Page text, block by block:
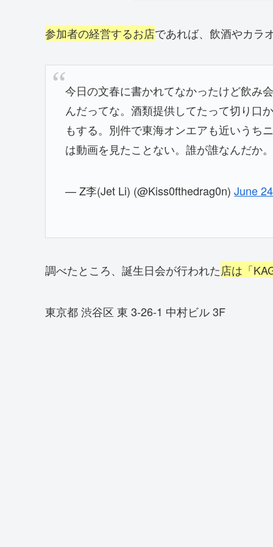
参加者の経営するお店であれば、飲酒やカラ
今日の文春に書かれてなかったけど飲み
んだってな。酒類提供してたって切り口
もする。別件で東海オンエアも近いうち
は動画を見たことない。誰が誰なんだか
— Z李(Jet Li) (@Kiss0fthedrag0n)June
調べたところ、誕生日会が行われた店は「
東京都 渋谷区 東 3-26-1 中村ビル 3F